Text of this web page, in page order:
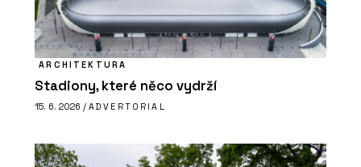
ARCHITEKTURA
Stadiony, které něco vydrží
15. 6. 2026 / ADVERTORIAL